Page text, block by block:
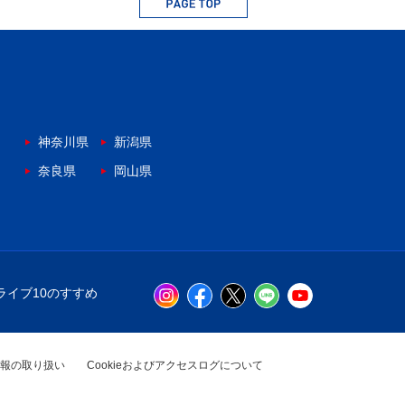
神奈川県
新潟県
奈良県
岡山県
イブ10のすすめ
の取り扱い
Cookieおよびアクセスログについて